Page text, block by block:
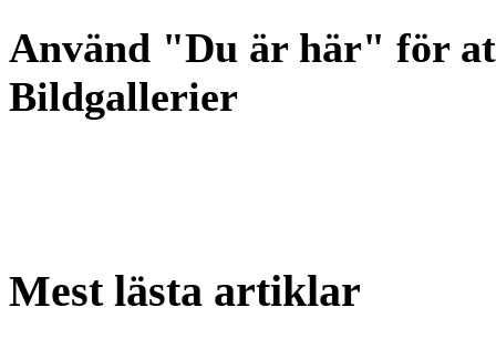
Använd "Du är här" för
Bildgallerier
Mest lästa artiklar